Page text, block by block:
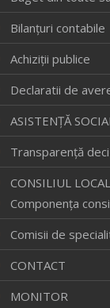
Bilanţuri contabile
Achiziţii publice
Declaratii de
ASISTENȚĂ
Transparență
CONSILIUL LOCAL
Componenţa
Comisii de
CONTACT
MONITOR